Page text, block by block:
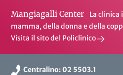
Mangiagalli Center
La clinica
mamma, della donna e della
Visita il sito del Policlinico
Centralino: 02 5503.1